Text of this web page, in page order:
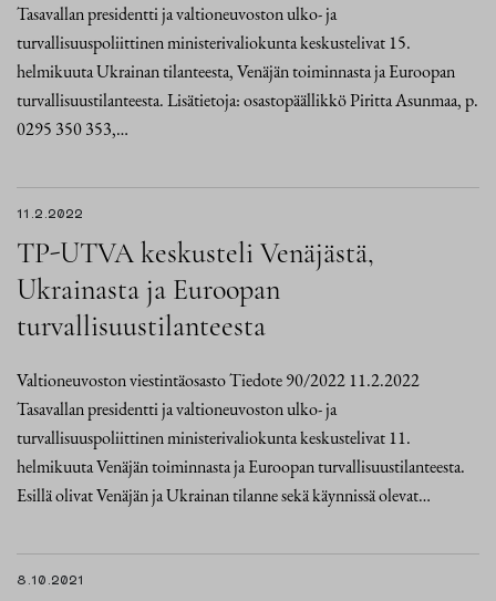
Tasavallan presidentti ja valtioneuvoston ulko- ja
turvallisuuspoliittinen ministerivaliokunta keskustelivat 15.
helmikuuta Ukrainan tilanteesta, Venäjän toiminnasta ja Euroopan
turvallisuustilanteesta. Lisätietoja: osastopäällikkö Piritta Asunmaa, p.
0295 350 353,…
11.2.2022
TP-UTVA keskusteli Venäjästä,
Ukrainasta ja Euroopan
turvallisuustilanteesta
Valtioneuvoston viestintäosasto Tiedote 90/2022 11.2.2022
Tasavallan presidentti ja valtioneuvoston ulko- ja
turvallisuuspoliittinen ministerivaliokunta keskustelivat 11.
helmikuuta Venäjän toiminnasta ja Euroopan turvallisuustilanteesta.
Esillä olivat Venäjän ja Ukrainan tilanne sekä käynnissä olevat…
8.10.2021